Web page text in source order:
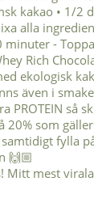
Mitt mest virala